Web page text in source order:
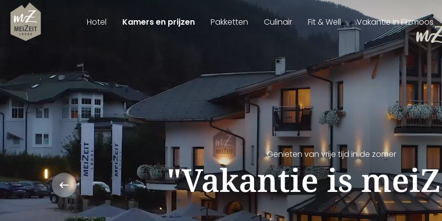
Hotel Kamers en prijzen Pakketten Culinair Fit & Well Vakantie in Filzmoos
Genieten van vrije tijd in de zomer
"Vakantie is